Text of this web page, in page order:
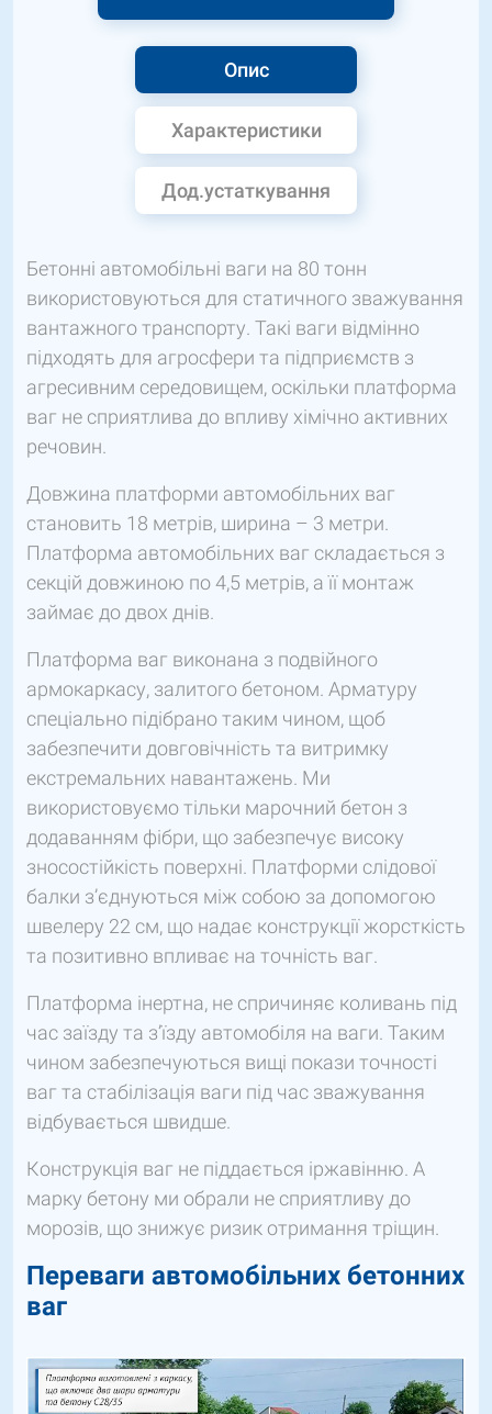
Опис
Характеристики
Дод.устаткування
Бетонні автомобільні ваги на 80 тонн
використовуються для статичного зважування
вантажного транспорту. Такі ваги відмінно
підходять для агросфери та підприємств з
агресивним середовищем, оскільки платформа
ваг не сприятлива до впливу хімічно активних
речовин.
Довжина платформи автомобільних ваг
становить 18 метрів, ширина – 3 метри.
Платформа автомобільних ваг складається з
секцій довжиною по 4,5 метрів, а її монтаж
займає до двох днів.
Платформа ваг виконана з подвійного
армокаркасу, залитого бетоном. Арматуру
спеціально підібрано таким чином, щоб
забезпечити довговічність та витримку
екстремальних навантажень. Ми
використовуємо тільки марочний бетон з
додаванням фібри, що забезпечує високу
зносостійкість поверхні. Платформи слідової
балки з’єднуються між собою за допомогою
швелеру 22 см, що надає конструкції жорсткість
та позитивно впливає на точність ваг.
Платформа інертна, не спричиняє коливань під
час заїзду та з’їзду автомобіля на ваги. Таким
чином забезпечуються вищі покази точності
ваг та стабілізація ваги під час зважування
відбувається швидше.
Конструкція ваг не піддається іржавінню. А
марку бетону ми обрали не сприятливу до
морозів, що знижує ризик отримання тріщин.
Переваги автомобільних бетонних
ваг